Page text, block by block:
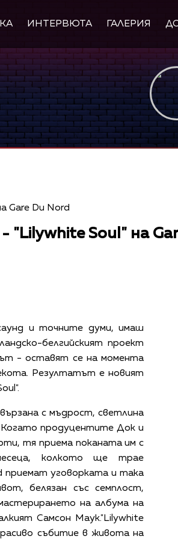
ИНТЕРВЮТА ГАЛЕРИЯ
Soul" на
и точните думи, имаш
белгийският проект
- оставят се на момента
Резултатът е новият
с мъдрост, светлина
Когато продуцентите Док и
тя приема поканата им с
колкото ще трае
приемат уговорката и така
белязан със семплост,
на албума на
Самсон Маук."Lilywhite
събитие в живота на